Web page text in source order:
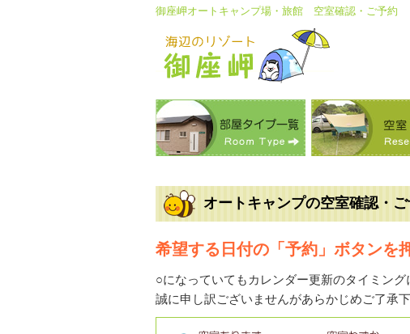
御座岬オートキャンプ場・旅館 空室確認・ご予約
オートキャンプの空室確認・
希望する日付の「予約」ボタンを
○になっていてもカレンダー更新のタイミン
誠に申し訳ございませんがあらかじめご了承下